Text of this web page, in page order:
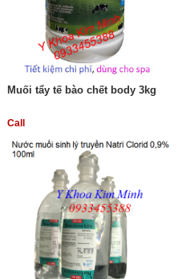
Muối tẩy tế bào chết body 3kg
Call